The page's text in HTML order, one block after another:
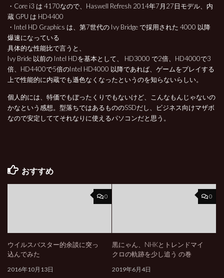
・Core i3 は 4170なので、Haswell Refresh 2014年7月27日モデル、内
蔵 GPU は HD4400
・Intel HD Graphics は、第7世代の Ivy Bridge で採用された 4000 以降
爆速になっている
具体的な性能比で言うと、
Ivy Bride 以前の Intel HDを基本として、 HD3000 で2倍、HD4000で3
倍、HD4400で5倍のIntel HD4000 以降であれば、ゲームをプレイする
上で性能的に内蔵でも遜色なくなったというのを知らないらしい。
個人的には、特価でもぼったくりでもないけど、こんなもんじゃないの
かなという感想。型落ちではあるもののSSDだし、ビジネス向けマザボ
なので安定しててそれなりに使えるパソコンだと思う。
おすすめ
0
ウイルスバスター的余談に突っ
込んでみた
2016年10月13日
0
黒にゃん、NHKとトレンドマイ
クロの軌跡を少し追う の巻
2019年6月4日